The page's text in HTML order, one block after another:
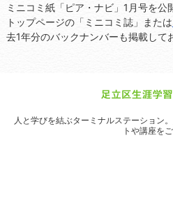
ミニコミ紙「ピア・ナビ」1月号を公
トップページの「ミニコミ誌」または
去1年分のバックナンバーも掲載して
人と学びを結ぶターミナルステーション。
トや講座を